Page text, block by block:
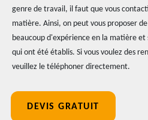
genre de travail, il faut que vous
matière. Ainsi, on peut vous proposer
beaucoup d'expérience en la matière et
qui ont été établis. Si vous voulez des
veuillez le téléphoner directement.
DEVIS GRATUIT